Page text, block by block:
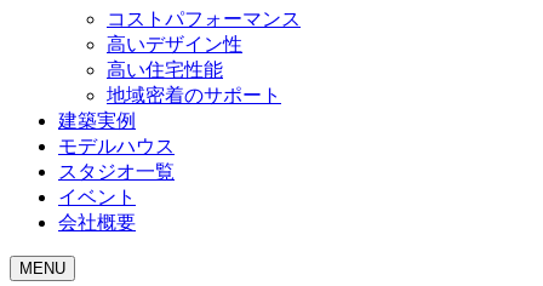
コストパフォーマンス
高いデザイン性
高い住宅性能
地域密着のサポート
建築実例
モデルハウス
スタジオ一覧
イベント
会社概要
MENU